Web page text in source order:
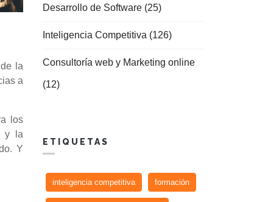
la
a
los
y la
Y
Desarrollo de Software (25)
Inteligencia Competitiva (126)
Consultoría web y Marketing online
(12)
ETIQUETAS
inteligencia competitiva formación